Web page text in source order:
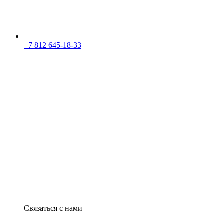
+7 812 645-18-33
Связаться с нами